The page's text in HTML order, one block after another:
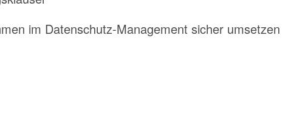
im Datenschutz-Management sicher umsetzen